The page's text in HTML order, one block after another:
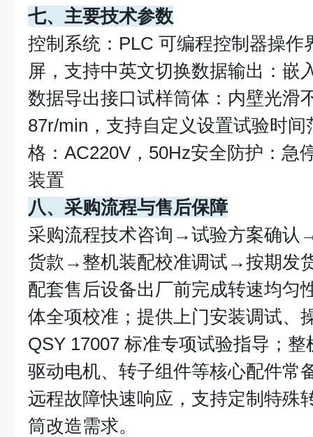
七、主要技术参数
控制系统：PLC 可编程控制器操作
屏，支持中英文切换数据输出：嵌
数据导出接口试样筒体：内壁光滑
87r/min，支持自定义设置试验时
格：AC220V，50Hz安全防护：急
装置
八、采购流程与售后保障
采购流程技术咨询→试验方案确
货款→整机装配校准调试→按期发
配套售后设备出厂前完成转速均匀
体全项校准；提供上门安装调试、
QSY 17007 标准专项试验指导；
驱动电机、转子组件等核心配件常
远程故障快速响应，支持定制特殊
筒改造需求。